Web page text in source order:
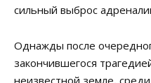
сильный выброс
Однажды после
закончившегося
неизвестной земле,